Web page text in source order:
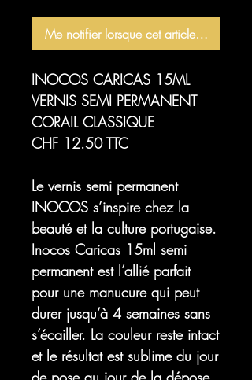
Me notifier lorsque cet article est
INOCOS CARICAS 15ML
VERNIS SEMI PERMANENT
CORAIL CLASSIQUE
CHF 12.50 TTC
Le vernis semi permanent
INOCOS s’inspire chez la
beauté et la culture portugaise.
Inocos Caricas 15ml semi
permanent est l’allié parfait
pour une manucure qui peut
durer jusqu’à 4 semaines sans
s’écailler. La couleur reste intact
et le résultat est sublime du jour